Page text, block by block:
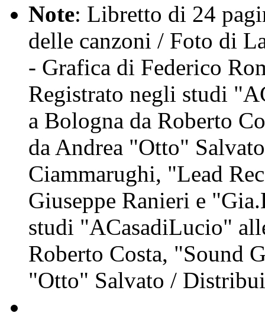
Note: Libretto di 24
delle canzoni / Foto di
- Grafica di Federico
Registrato negli studi
a Bologna da Roberto
da Andrea "Otto"
Ciammarughi, "Lead
Giuseppe Ranieri e
studi "ACasadiLucio"
Roberto Costa, "Sound
"Otto" Salvato /